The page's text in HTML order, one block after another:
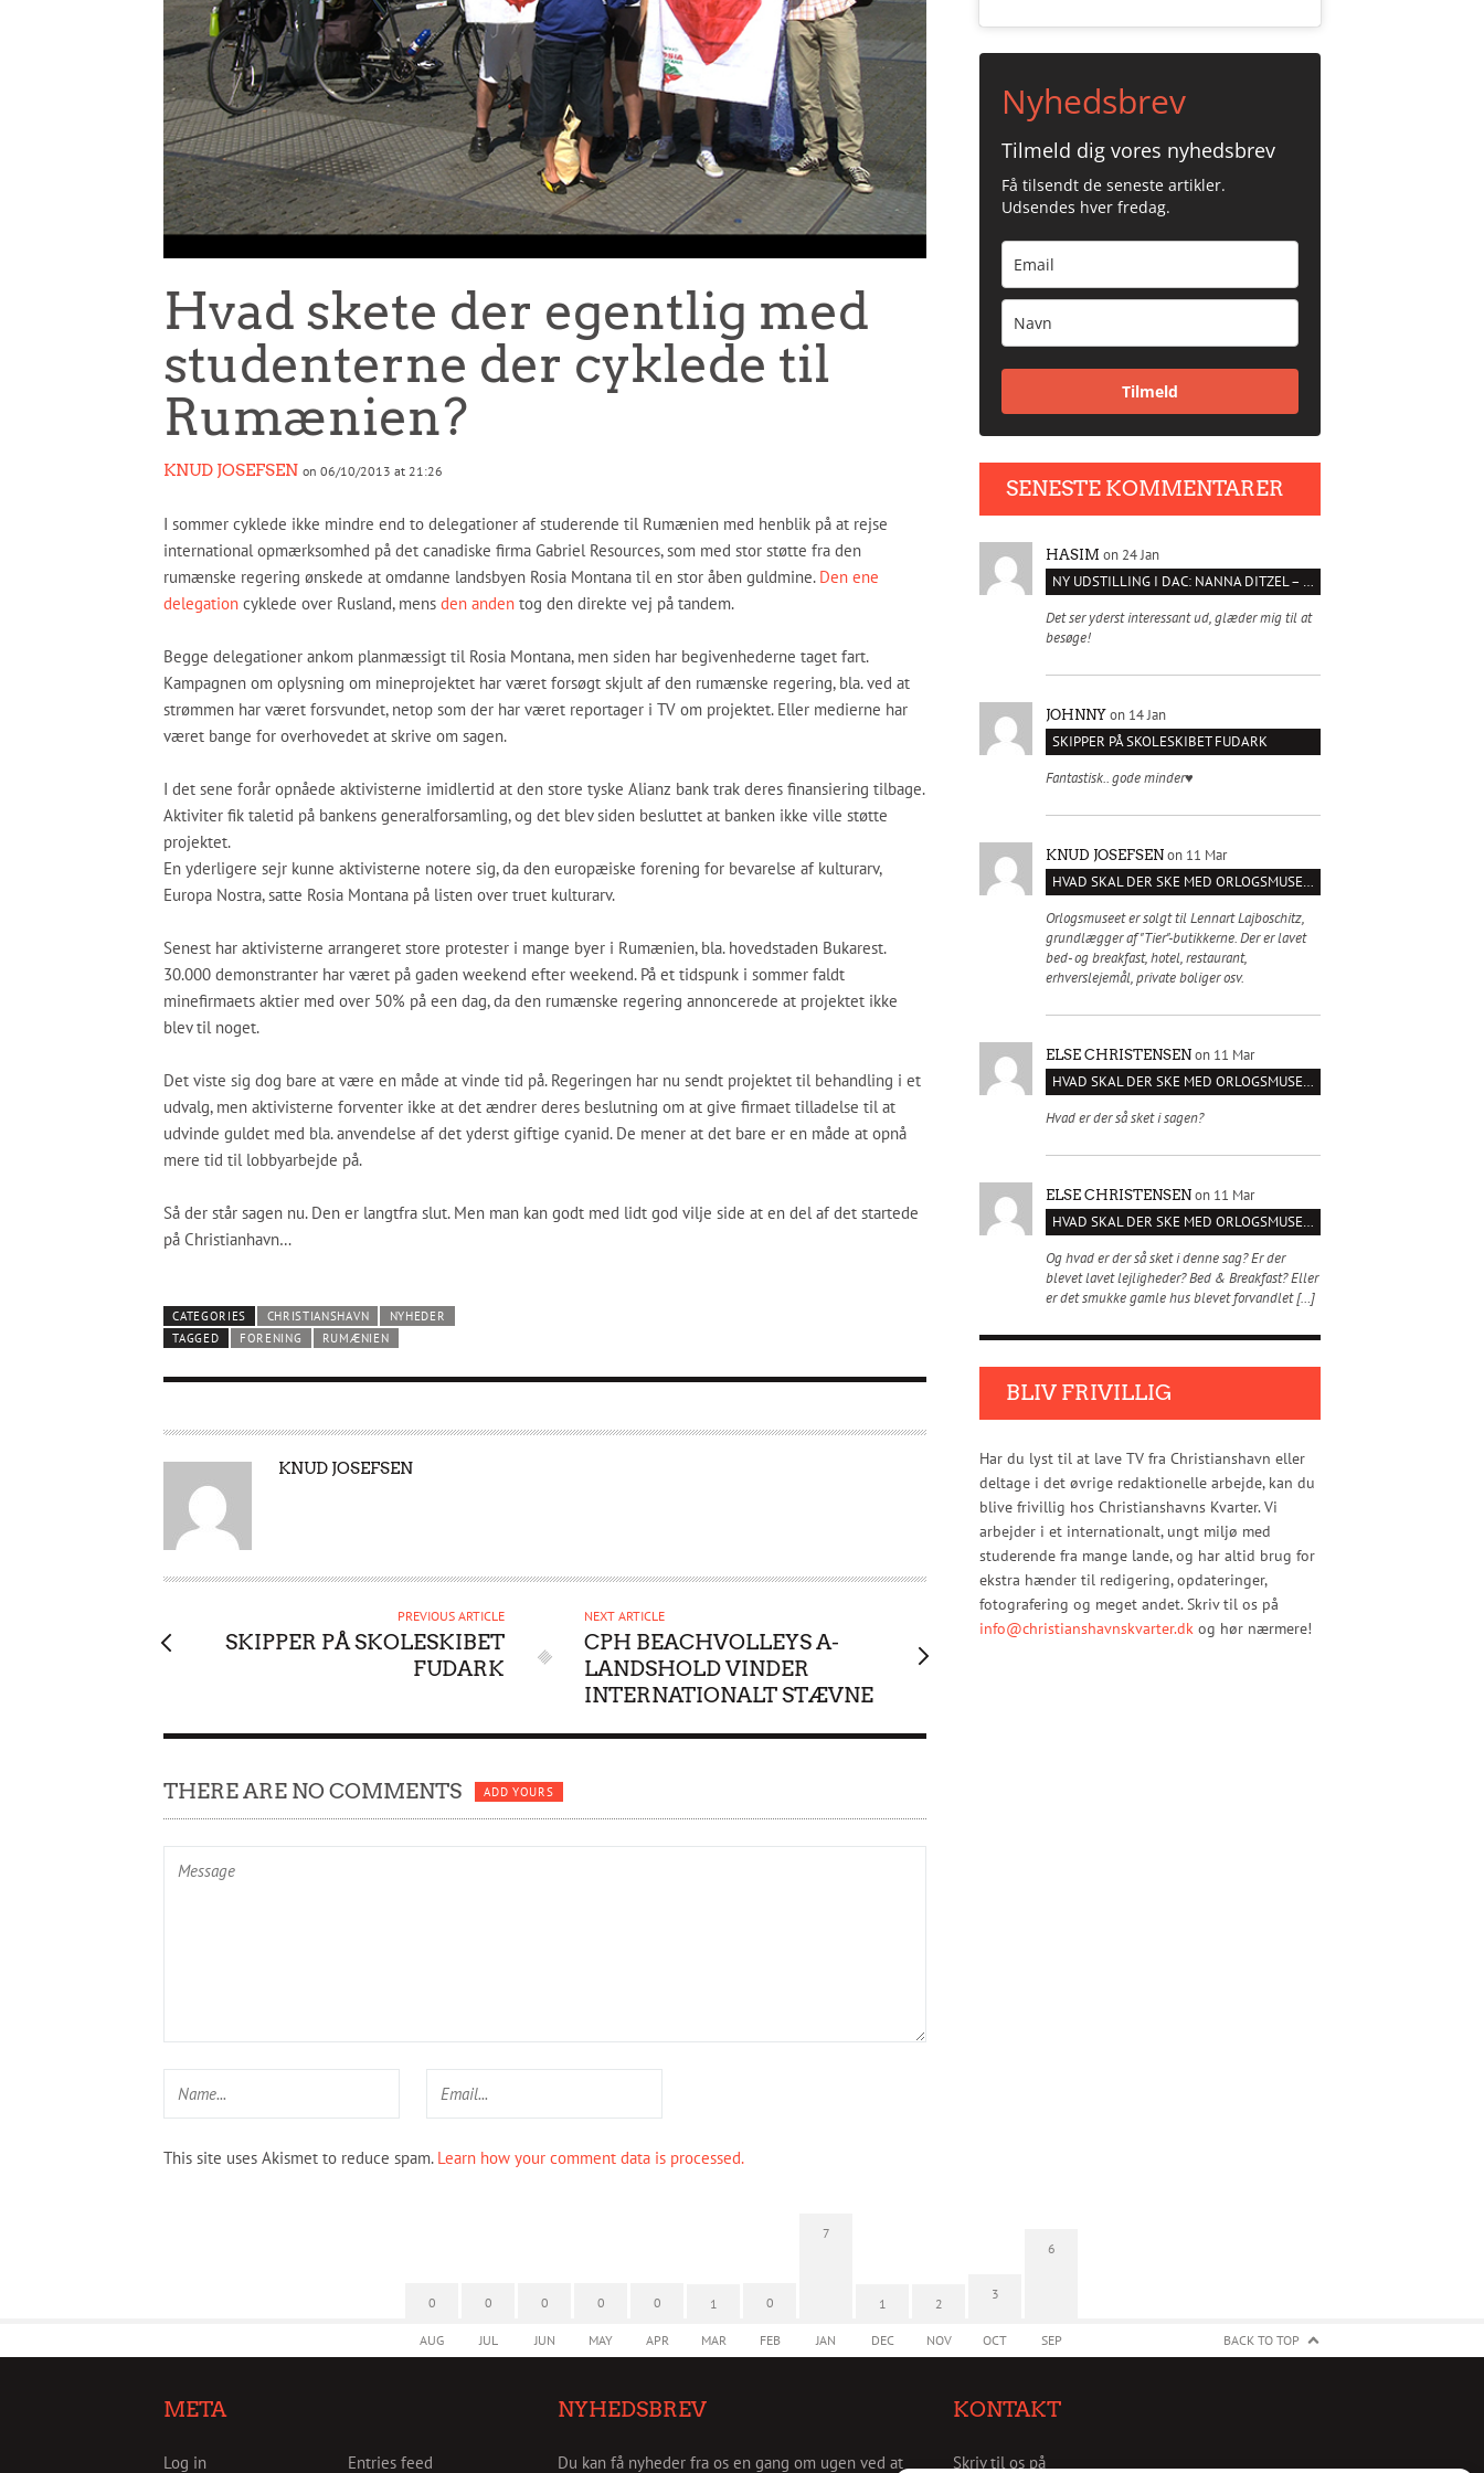
Hvad skete der egentlig med
studenterne der cyklede til
Rumænien?
KNUD JOSEFSEN on 06/10/2013 at 21:26
I sommer cyklede ikke mindre end to delegationer af studerende til Rumænien med henblik på at rejse
international opmærksomhed på det canadiske firma Gabriel Resources, som med stor støtte fra den
rumænske regering ønskede at omdanne landsbyen Rosia Montana til en stor åben guldmine. Den ene
delegation cyklede over Rusland, mens den anden tog den direkte vej på tandem.
Begge delegationer ankom planmæssigt til Rosia Montana, men siden har begivenhederne taget fart.
Kampagnen om oplysning om mineprojektet har været forsøgt skjult af den rumænske regering, bla. ved at
strømmen har været forsvundet, netop som der har været reportager i TV om projektet. Eller medierne har
været bange for overhovedet at skrive om sagen.
I det sene forår opnåede aktivisterne imidlertid at den store tyske Alianz bank trak deres finansiering tilbage.
Aktiviter fik taletid på bankens generalforsamling, og det blev siden besluttet at banken ikke ville støtte
projektet.
En yderligere sejr kunne aktivisterne notere sig, da den europæiske forening for bevarelse af kulturarv,
Europa Nostra, satte Rosia Montana på listen over truet kulturarv.
Senest har aktivisterne arrangeret store protester i mange byer i Rumænien, bla. hovedstaden Bukarest.
30.000 demonstranter har været på gaden weekend efter weekend. På et tidspunk i sommer faldt
minefirmaets aktier med over 50% på een dag, da den rumænske regering annoncerede at projektet ikke
blev til noget.
Det viste sig dog bare at være en måde at vinde tid på. Regeringen har nu sendt projektet til behandling i et
udvalg, men aktivisterne forventer ikke at det ændrer deres beslutning om at give firmaet tilladelse til at
udvinde guldet med bla. anvendelse af det yderst giftige cyanid. De mener at det bare er en måde at opnå
mere tid til lobbyarbejde på.
Så der står sagen nu. Den er langtfra slut. Men man kan godt med lidt god vilje side at en del af det startede
på Christianhavn…
CATEGORIES CHRISTIANSHAVN
NYHEDER
TAGGED
FORENING RUMÆNIEN
A
O
KNUD JOSEFSEN
PREVIOUS ARTICLE
SKIPPER PÅ SKOLESKIBET
FUDARK
NEXT ARTICLE
CPH BEACHVOLLEYS A-
LANDSHOLD VINDER
INTERNATIONALT STÆVNE
THERE ARE NO COMMENTS ADD YOURS
This site uses Akismet to reduce spam. Learn how your comment data is processed.
Nyhedsbrev
Tilmeld dig vores nyhedsbrev
Få tilsendt de seneste artikler.
Udsendes hver fredag.
Tilmeld
SENESTE KOMMENTARER
HASIM on 24 Jan
NY UDSTILLING I DAC: NANNA DITZEL – SÆT KROPPEN FRI
Det ser yderst interessant ud, glæder mig til at
besøge!
JOHNNY on 14 Jan
SKIPPER PÅ SKOLESKIBET FUDARK
Fantastisk.. gode minder♥️
KNUD JOSEFSEN on 11 Mar
HVAD SKAL DER SKE MED ORLOGSMUSEET?
Orlogsmuseet er solgt til Lennart Lajboschitz,
grundlægger af "Tier"-butikkerne. Der er lavet
bed- og breakfast, hotel, restaurant,
erhverslejemål, private boliger osv.
ELSE CHRISTENSEN on 11 Mar
HVAD SKAL DER SKE MED ORLOGSMUSEET?
Hvad er der så sket i sagen?
ELSE CHRISTENSEN on 11 Mar
HVAD SKAL DER SKE MED ORLOGSMUSEET?
Og hvad er der så sket i denne sag? Er der
blevet lavet lejligheder? Bed & Breakfast? Eller
er det smukke gamle hus blevet forvandlet […]
BLIV FRIVILLIG
Har du lyst til at lave TV fra Christianshavn eller
deltage i det øvrige redaktionelle arbejde, kan du
blive frivillig hos Christianshavns Kvarter. Vi
arbejder i et internationalt, ungt miljø med
studerende fra mange lande, og har altid brug for
ekstra hænder til redigering, opdateringer,
fotografering og meget andet. Skriv til os på
info@christianshavnskvarter.dkog hør nærmere!
0
AUG
0
JUL
0
JUN
0
MAY
0
APR
1
MAR
0
FEB
7
JAN
1
DEC
2
NOV
3
OCT
6
SEP BACK TO TOP
META
Log in Entries feed
NYHEDSBREV
Du kan få nyheder fra os en gang om ugen ved at
KONTAKT
Skriv til os på